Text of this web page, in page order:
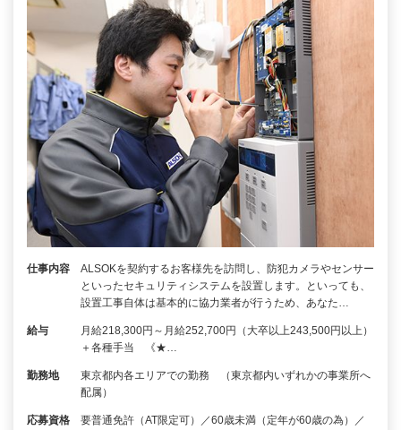
仕事内容
ALSOKを契約するお客様先を訪問し、防犯カメラやセンサー
といったセキュリティシステムを設置します。といっても、
設置工事自体は基本的に協力業者が行うため、あなた…
給与
月給218,300円～月給252,700円（大卒以上243,500円以上）
＋各種手当 《★…
勤務地
東京都内各エリアでの勤務 （東京都内いずれかの事業所へ
配属）
応募資格
要普通免許（AT限定可）／60歳未満（定年が60歳の為）／